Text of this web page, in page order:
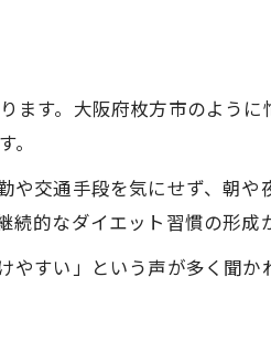
ます。大阪府枚方市のように
交通手段を気にせず、朝や
的なダイエット習慣の形成
すい」という声が多く聞か